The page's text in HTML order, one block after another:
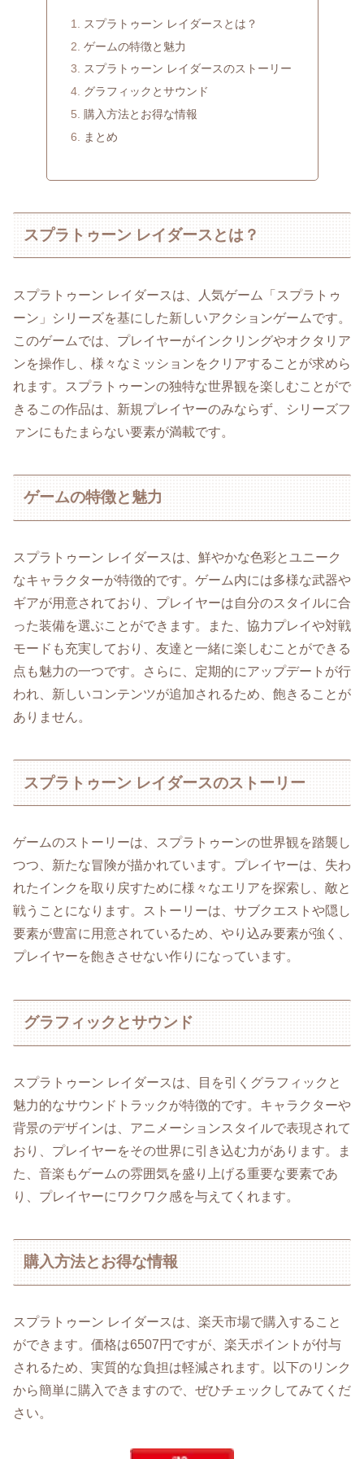
スプラトゥーン レイダースとは？
ゲームの特徴と魅力
スプラトゥーン レイダースのストーリー
グラフィックとサウンド
購入方法とお得な情報
まとめ
スプラトゥーン レイダースとは？
スプラトゥーン レイダースは、人気ゲーム「スプラトゥ
ーン」シリーズを基にした新しいアクションゲームです。
このゲームでは、プレイヤーがインクリングやオクタリア
ンを操作し、様々なミッションをクリアすることが求めら
れます。スプラトゥーンの独特な世界観を楽しむことがで
きるこの作品は、新規プレイヤーのみならず、シリーズフ
ァンにもたまらない要素が満載です。
ゲームの特徴と魅力
スプラトゥーン レイダースは、鮮やかな色彩とユニーク
なキャラクターが特徴的です。ゲーム内には多様な武器や
ギアが用意されており、プレイヤーは自分のスタイルに合
った装備を選ぶことができます。また、協力プレイや対戦
モードも充実しており、友達と一緒に楽しむことができる
点も魅力の一つです。さらに、定期的にアップデートが行
われ、新しいコンテンツが追加されるため、飽きることが
ありません。
スプラトゥーン レイダースのストーリー
ゲームのストーリーは、スプラトゥーンの世界観を踏襲し
つつ、新たな冒険が描かれています。プレイヤーは、失わ
れたインクを取り戻すために様々なエリアを探索し、敵と
戦うことになります。ストーリーは、サブクエストや隠し
要素が豊富に用意されているため、やり込み要素が強く、
プレイヤーを飽きさせない作りになっています。
グラフィックとサウンド
スプラトゥーン レイダースは、目を引くグラフィックと
魅力的なサウンドトラックが特徴的です。キャラクターや
背景のデザインは、アニメーションスタイルで表現されて
おり、プレイヤーをその世界に引き込む力があります。ま
た、音楽もゲームの雰囲気を盛り上げる重要な要素であ
り、プレイヤーにワクワク感を与えてくれます。
購入方法とお得な情報
スプラトゥーン レイダースは、楽天市場で購入すること
ができます。価格は6507円ですが、楽天ポイントが付与
されるため、実質的な負担は軽減されます。以下のリンク
から簡単に購入できますので、ぜひチェックしてみてくだ
さい。